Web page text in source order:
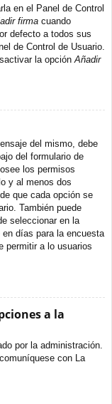
en el Panel de Control
firma cuando
defecto a todos sus
de Control de Usuario.
la opción Añadir
del mismo, debe
del formulario de
los permisos
y al menos dos
que cada opción se
También puede
seleccionar en la
días para la encuesta
permitir a lo usuarios
a la
por la administración.
con La